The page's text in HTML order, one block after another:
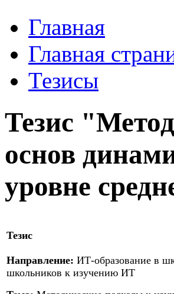
Главная
Главная
Тезисы
Тезис
основ
уровне
Тезис
Направление: ИТ-образование в
школьников к изучению ИТ